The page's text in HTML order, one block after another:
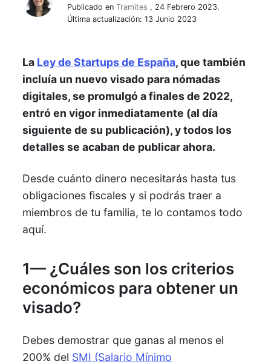
Publicado enTramites , 24 Febrero 2023.
Última actualización: 13 Junio 2023
La Ley de Startups de España, que también
incluía un nuevo visado para nómadas
digitales, se promulgó a finales de 2022,
entró en vigor inmediatamente (al día
siguiente de su publicación), y todos los
detalles se acaban de publicar ahora.
Desde cuánto dinero necesitarás hasta tus
obligaciones fiscales y si podrás traer a
miembros de tu familia, te lo contamos todo
aquí.
1— ¿Cuáles son los criterios
económicos para obtener un
visado?
Debes demostrar que ganas al menos el
200% del SMI (Salario Mínimo